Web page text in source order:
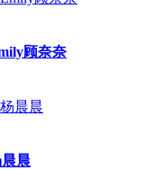
顾奈奈
晨